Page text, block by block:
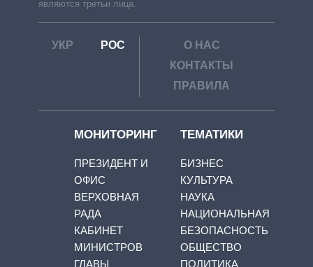
являются третьи лица.
УКР РОС
О НАС
КОНТАКТЫ
ПРАВИЛА
МОНИТОРИНГ
ПРЕЗИДЕНТ И
ОФИС
ВЕРХОВНАЯ
РАДА
КАБИНЕТ
МИНИСТРОВ
ГЛАВЫ
ТЕМАТИКИ
БИЗНЕС
КУЛЬТУРА
НАУКА
НАЦИОНАЛЬНАЯ
БЕЗОПАСНОСТЬ
ОБЩЕСТВО
ПОЛИТИКА